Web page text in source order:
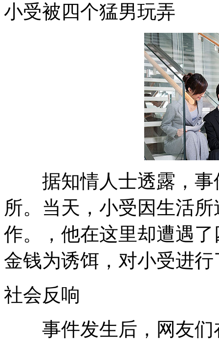
小受被四个猛男玩弄
据知情人士透露，事
所。当天，小受因生活
作。，他在这里却遭遇
金钱为诱饵，对小受进
社会反响
事件发生后，网友们